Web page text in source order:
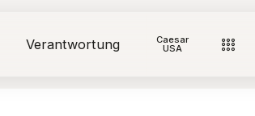
Verantwortung Caesar
USA